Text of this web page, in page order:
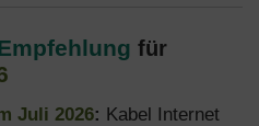
für
Juli 2026: Kabel Internet